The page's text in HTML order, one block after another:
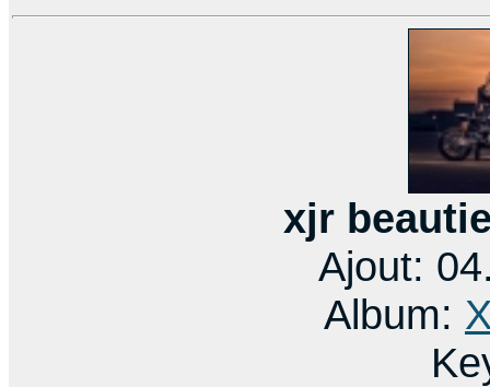
xjr
Ajout:
Album: